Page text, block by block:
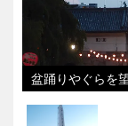
盆踊りやぐらを